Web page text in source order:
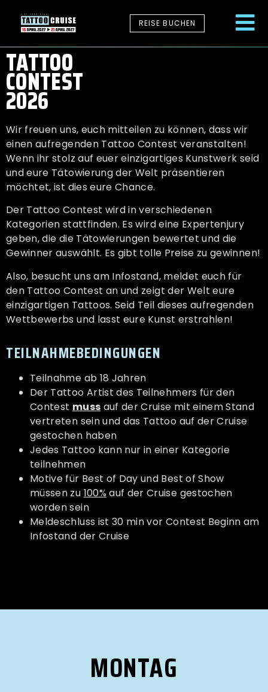
REISE BUCHEN
TATTOO
CONTEST
2026
Wir freuen uns, euch mitteilen zu können, dass wir
einen aufregenden Tattoo Contest veranstalten!
Wenn ihr stolz auf euer einzigartiges Kunstwerk seid
und eure Tätowierung der Welt präsentieren
möchtet, ist dies eure Chance.
Der Tattoo Contest wird in verschiedenen
Kategorien stattfinden. Es wird eine Expertenjury
geben, die die Tätowierungen bewertet und die
Gewinner auswählt. Es gibt tolle Preise zu gewinnen!
Also, besucht uns am Infostand, meldet euch für
den Tattoo Contest an und zeigt der Welt eure
einzigartigen Tattoos. Seid Teil dieses aufregenden
Wettbewerbs und lasst eure Kunst erstrahlen!
TEILNAHMEBEDINGUNGEN
Teilnahme ab 18 Jahren
Der Tattoo Artist des Teilnehmers für den
Contest muss auf der Cruise mit einem Stand
vertreten sein und das Tattoo auf der Cruise
gestochen haben
Jedes Tattoo kann nur in einer Kategorie
teilnehmen
Motive für Best of Day und Best of Show
müssen zu 100% auf der Cruise gestochen
worden sein
Meldeschluss ist 30 min vor Contest Beginn am
Infostand der Cruise
MONTAG